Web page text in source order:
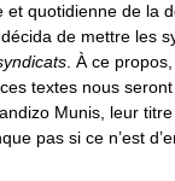
quotidienne de la
de mettre les
. À ce
textes nous
Munis, leur
pas si ce n’est